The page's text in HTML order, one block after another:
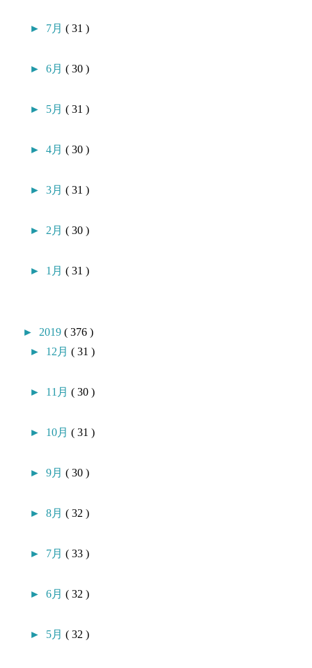
► 7月( 31 )
►6月( 30 )
► 5月( 31 )
►4月( 30 )
►3月( 31 )
► 2月( 30 )
► 1月( 31 )
► 2019( 376 )
► 12月( 31 )
► 11月( 30 )
► 10月( 31 )
►9月( 30 )
►8月( 32 )
► 7月( 33 )
►6月( 32 )
► 5月( 32 )